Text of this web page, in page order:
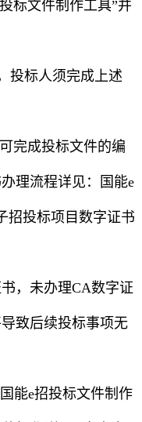
标文件制作工具”并
投标人须完成上述
完成投标文件的编
理流程详见：国能e
投标项目数字证书
，未办理CA数字证
致后续投标事项无
能e招投标文件制作